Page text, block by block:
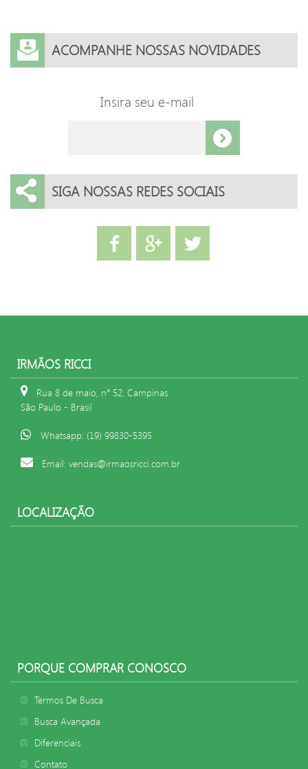
ACOMPANHE NOSSAS NOVIDADES
Insira seu e-mail
SIGA NOSSAS REDES SOCIAIS
IRMÃOS RICCI
Rua 8 de maio, n° 52, Campinas
São Paulo - Brasil
Whatsapp: (19) 99830-5395
Email: vendas@irmaosricci.com.br
LOCALIZAÇÃO
PORQUE COMPRAR CONOSCO
Termos De Busca
Busca Avançada
Diferenciais
Contato